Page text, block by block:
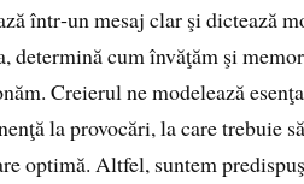
într‑un mesaj clar şi dictează
determină cum învăţăm şi
Creierul ne modelează
la provocări, la care trebuie
optimă. Altfel, suntem